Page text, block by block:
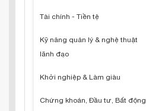
Tài chính - Tiền tệ
Kỹ năng quản lý & nghệ thuật
lãnh đạo
Khởi nghiệp & Làm giàu
Chứng khoán, Đầu tư, Bất động